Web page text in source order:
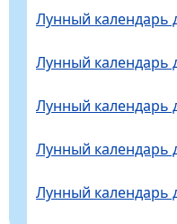
Лунный календарь
Лунный календарь
Лунный календарь
Лунный календарь
Лунный календарь